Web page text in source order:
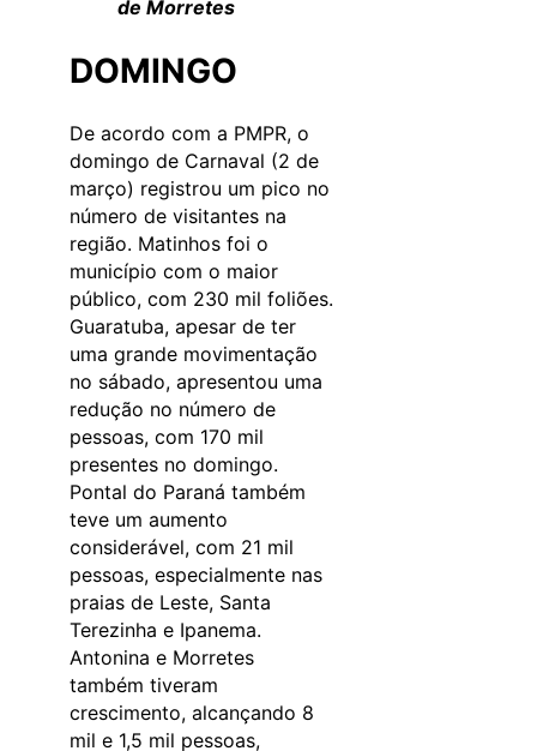
de Morretes
DOMINGO
De acordo com a PMPR, o
domingo de Carnaval (2 de
março) registrou um pico no
número de visitantes na
região. Matinhos foi o
município com o maior
público, com 230 mil foliões.
Guaratuba, apesar de ter
uma grande movimentação
no sábado, apresentou uma
redução no número de
pessoas, com 170 mil
presentes no domingo.
Pontal do Paraná também
teve um aumento
considerável, com 21 mil
pessoas, especialmente nas
praias de Leste, Santa
Terezinha e Ipanema.
Antonina e Morretes
também tiveram
crescimento, alcançando 8
mil e 1,5 mil pessoas,